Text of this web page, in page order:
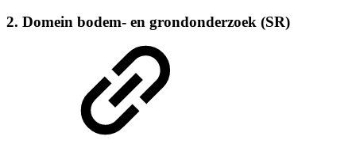
2. Domein bodem- en grondonderzoek (SR)